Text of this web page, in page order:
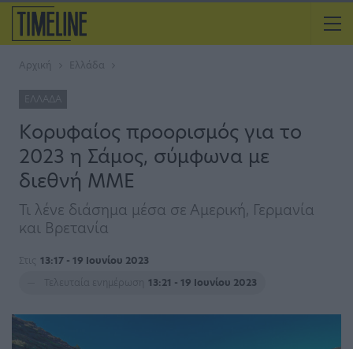
Αρχική Ελλάδα
ΕΛΛΆΔΑ
Kορυφαίος προορισμός για το
2023 η Σάμος, σύμφωνα με
διεθνή ΜΜΕ
Τι λένε διάσημα μέσα σε Αμερική, Γερμανία
και Βρετανία
Στις 13:17 - 19 Ιουνίου 2023
Τελευταία ενημέρωση
13:21 - 19 Ιουνίου 2023